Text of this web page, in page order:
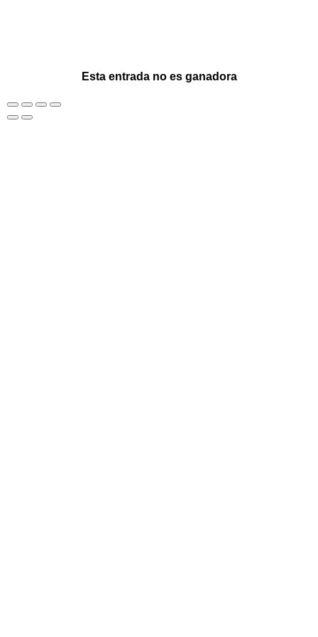
Esta entrada no es ganadora